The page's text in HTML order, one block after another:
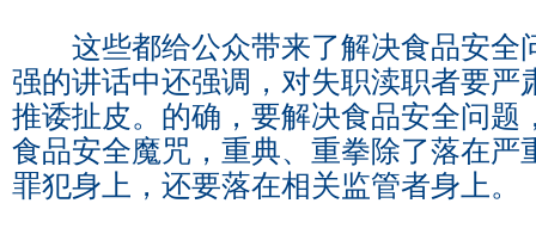
这些都给公众带来了解决食品安全
强的讲话中还强调，对失职渎职者要严
推诿扯皮。的确，要解决食品安全问题
食品安全魔咒，重典、重拳除了落在严
罪犯身上，还要落在相关监管者身上。